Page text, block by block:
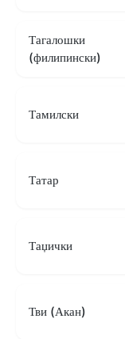
Тагалошки
(филипински)
Тамилски
Татар
Таџички
Тви (Акан)